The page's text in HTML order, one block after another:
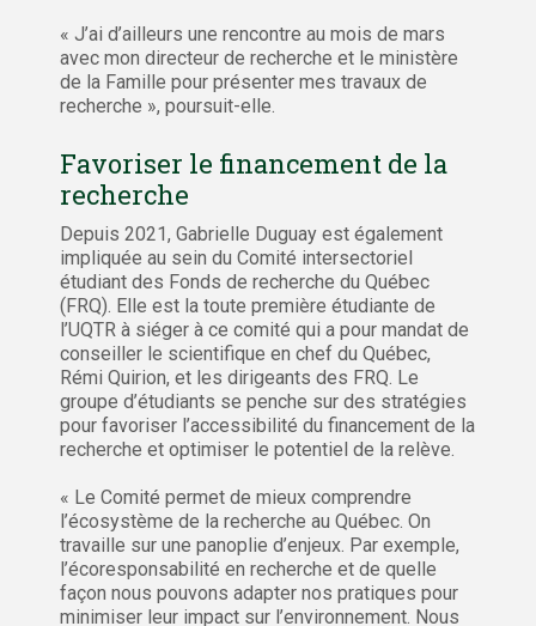
« J’ai d’ailleurs une rencontre au mois de mars
avec mon directeur de recherche et le ministère
de la Famille pour présenter mes travaux de
recherche », poursuit-elle.
Favoriser le financement de la
recherche
Depuis 2021, Gabrielle Duguay est également
impliquée au sein du Comité intersectoriel
étudiant des Fonds de recherche du Québec
(FRQ). Elle est la toute première étudiante de
l’UQTR à siéger à ce comité qui a pour mandat de
conseiller le scientifique en chef du Québec,
Rémi Quirion, et les dirigeants des FRQ. Le
groupe d’étudiants se penche sur des stratégies
pour favoriser l’accessibilité du financement de la
recherche et optimiser le potentiel de la relève.
« Le Comité permet de mieux comprendre
l’écosystème de la recherche au Québec. On
travaille sur une panoplie d’enjeux. Par exemple,
l’écoresponsabilité en recherche et de quelle
façon nous pouvons adapter nos pratiques pour
minimiser leur impact sur l’environnement. Nous